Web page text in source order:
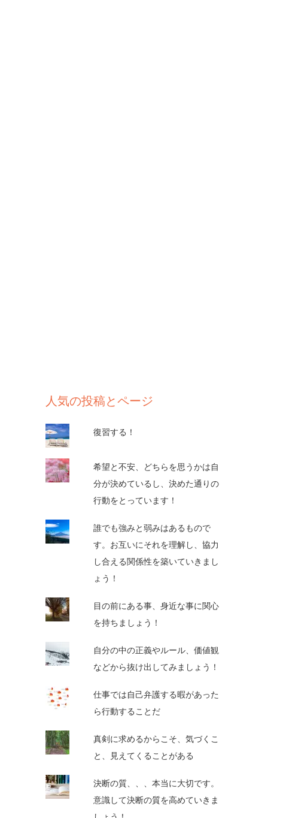
人気の投稿とページ
復習する！
希望と不安、どちらを思うかは自
分が決めているし、決めた通りの
行動をとっています！
誰でも強みと弱みはあるもので
す。お互いにそれを理解し、協力
し合える関係性を築いていきまし
ょう！
目の前にある事、身近な事に関心
を持ちましょう！
自分の中の正義やルール、価値観
などから抜け出してみましょう！
仕事では自己弁護する暇があった
ら行動することだ
真剣に求めるからこそ、気づくこ
と、見えてくることがある
決断の質、、、本当に大切です。
意識して決断の質を高めていきま